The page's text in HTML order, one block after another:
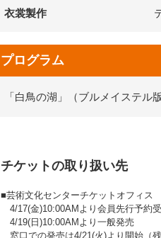
衣裳製作
プログラム
「白鳥の湖」（ブルメイステル
チケットの取り扱い先
■芸術文化センターチケットオフィス
4/17(金)10:00AMより会員先行予約
4/19(日)10:00AMより一般発売
窓口での発売は4/21(火)より開始（残